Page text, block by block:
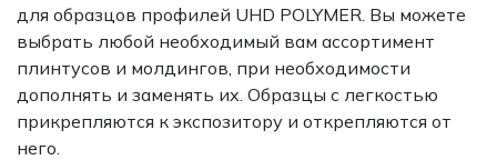
для образцов профилей UHD POLYMER. Вы можете
выбрать любой необходимый вам ассортимент
плинтусов и молдингов, при необходимости
дополнять и заменять их. Образцы с легкостью
прикрепляются к экспозитору и открепляются от
него.